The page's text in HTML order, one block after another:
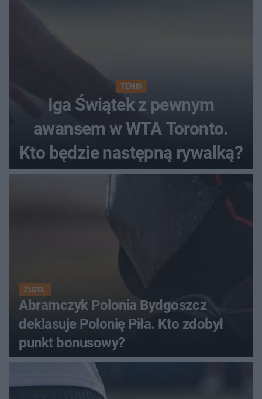
TENIS
Iga Świątek z pewnym
awansem w WTA Toronto.
Kto będzie następną rywalką?
ŻUŻEL
Abramczyk Polonia Bydgoszcz
deklasuje Polonię Piła. Kto zdobył
punkt bonusowy?